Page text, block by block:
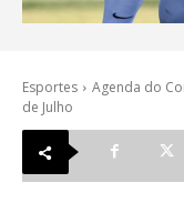
Esportes
Agenda do
de Julho